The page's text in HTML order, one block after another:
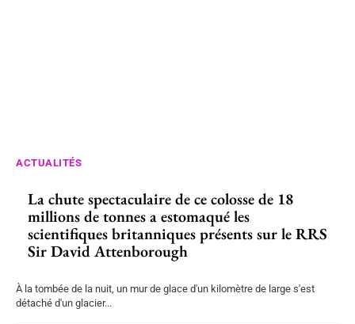
ACTUALITÉS
La chute spectaculaire de ce colosse de 18
millions de tonnes a estomaqué les
scientifiques britanniques présents sur le RRS
Sir David Attenborough
À la tombée de la nuit, un mur de glace d'un kilomètre de large s'est
détaché d'un glacier...